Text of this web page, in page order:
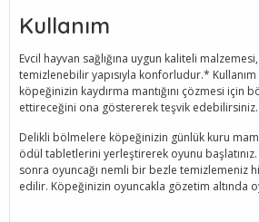
Kullanım
Evcil hayvan sağlığına uygun kaliteli
temizlenebilir yapısıyla konforludur.* Kullanım
köpeğinizin kaydırma mantığını çözmesi için
ettireceğini ona göstererek teşvik edebilirsiniz.
Delikli bölmelere köpeğinizin günlük kuru
ödül tabletlerini yerleştirerek oyunu
sonra oyuncağı nemli bir bezle temizlemeniz
edilir. Köpeğinizin oyuncakla gözetim altında